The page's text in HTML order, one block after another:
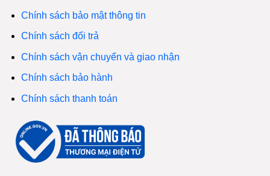
Chính sách bảo mật thông tin
Chính sách đổi trả
Chính sách vận chuyển và giao nhận
Chính sách bảo hành
Chính sách thanh toán